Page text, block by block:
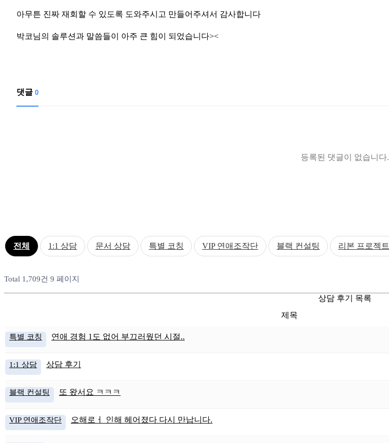
아무튼 진짜 재회할 수 있도록 도와주시고 만들어주셔서 감사합니다
박코님의 솔루션과 말씀들이 아주 큰 힘이 되었습니다><
댓글 0
등록된 댓글이 없습니다.
전체 1:1 상담 문서 상담 특별 코칭 VIP 연애조작단 블랙 컨설팅 리본 프로젝트
Total 1,709건 9 페이지
상담 후기 목록
제목
특별 코칭 연애 경험 1도 없어 부끄러웠던 시절..
1:1 상담 상담 후기
블랙 컨설팅 또 왔서요 ㅋㅋㅋ
VIP 연애조작단 오해로ㅓ 인해 헤어졌다 다시 만납니다.